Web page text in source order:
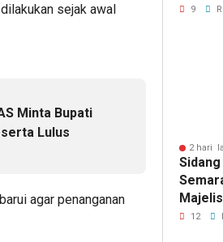
sejak awal
Minta Bupati
Lulus
agar penanganan
9
2 hari
12